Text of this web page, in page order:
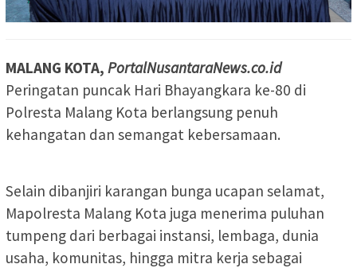
MALANG KOTA, PortalNusantaraNews.co.id
Peringatan puncak Hari Bhayangkara ke-80 di
Polresta Malang Kota berlangsung penuh
kehangatan dan semangat kebersamaan.
Selain dibanjiri karangan bunga ucapan selamat,
Mapolresta Malang Kota juga menerima puluhan
tumpeng dari berbagai instansi, lembaga, dunia
usaha, komunitas, hingga mitra kerja sebagai